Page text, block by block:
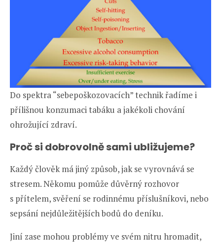
Do spektra “sebepoškozovacích” technik řadíme i
přílišnou konzumaci tabáku a jakékoli chování
ohrožující zdraví.
Proč si dobrovolně sami ubližujeme?
Každý člověk má jiný způsob, jak se vyrovnává se
stresem. Někomu pomůže důvěrný rozhovor
s přítelem, svěření se rodinnému příslušníkovi, nebo
sepsání nejdůležitějších bodů do deníku.
Jiní zase mohou problémy ve svém nitru hromadit,